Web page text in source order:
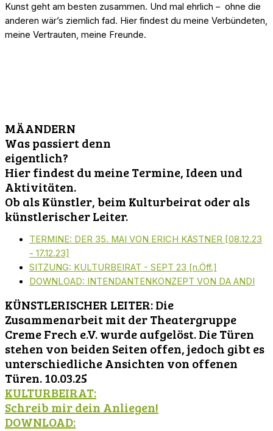
Kunst geht am besten zusammen. Und mal ehrlich – ohne die
anderen wär’s ziemlich fad. Hier findest du meine Verbündeten,
meine Vertrauten, meine Freunde.
MÄANDERN
Was passiert denn
eigentlich?
Hier findest du meine Termine, Ideen und
Aktivitäten.
Ob als Künstler, beim Kulturbeirat oder als
künstlerischer Leiter.
TERMINE: DER 35. MAI VON ERICH KÄSTNER [08.12.23
- 17.12.23]
SITZUNG: KULTURBEIRAT - SEPT 23 [n.Öff.]
DOWNLOAD: INTENDANTENKONZEPT VON DA ANDI
KÜNSTLERISCHER LEITER: Die
Zusammenarbeit mit der Theatergruppe
Creme Frech e.V. wurde aufgelöst. Die Türen
stehen von beiden Seiten offen, jedoch gibt es
unterschiedliche Ansichten von offenen
Türen. 10.03.25
KULTURBEIRAT:
Schreib mir dein Anliegen!
DOWNLOAD: